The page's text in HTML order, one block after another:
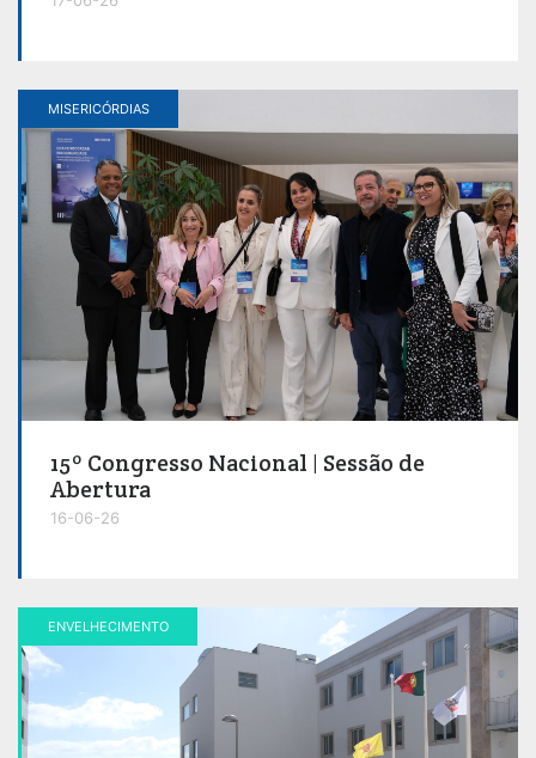
MISERICÓRDIAS
15º Congresso Nacional | Sessão de
Abertura
16-06-26
ENVELHECIMENTO